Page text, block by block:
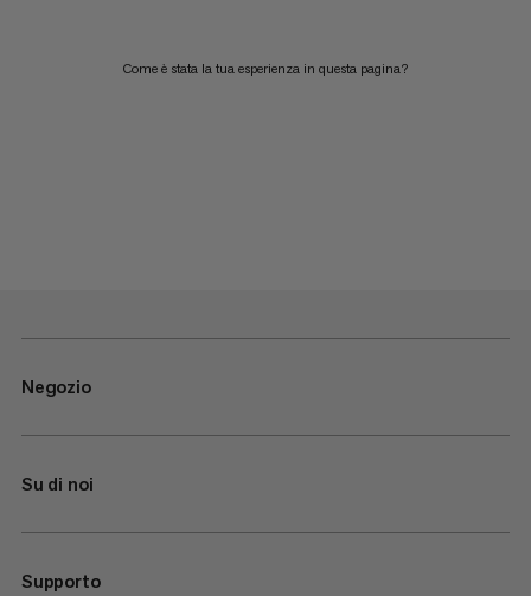
Come è stata la tua esperienza in questa pagina?
Negozio
Su di noi
Supporto